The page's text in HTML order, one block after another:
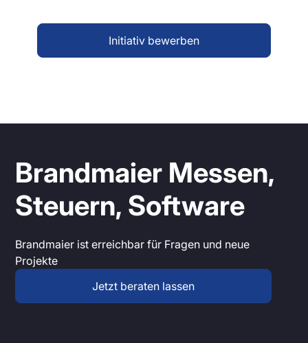
Initiativ bewerben
Brandmaier Messen,
Steuern, Software
Brandmaier ist erreichbar für Fragen und neue
Projekte
Jetzt beraten lassen